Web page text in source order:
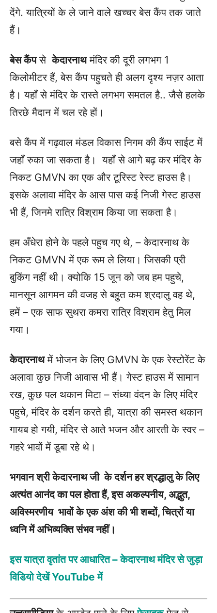
देंगे. यात्रियों के ले जाने वाले खच्चर बेस कैंप तक जाते
हैं।
बेस कैंपसेकेदारनाथमंदिर की दूरी लगभग 1
किलोमीटर हैं, बेस कैंप पहुचते ही अलग दृश्य नज़र आता
है। यहाँ से मंदिर के रास्ते लगभग समतल है.. जैसे हलके
तिरछे मैदान में चल रहे हों।
बसे कैंप में गढ़वाल मंडल विकास निगम की कैंप साईट में
जहाँ रुका जा सकता है। यहाँ से आगे बढ़ कर मंदिर के
निकट GMVN का एक और टूरिस्ट रेस्ट हाउस है।
इसके अलावा मंदिर के आस पास कई निजी गेस्ट हाउस
भी हैं, जिनमे रात्रि विश्राम किया जा सकता है।
हम अँधेरा होने के पहले पहुच गए थे, – केदारनाथ के
निकट GMVN में एक रूम ले लिया। जिसकी प्री
बुकिंग नहीं थी। क्योकि 15 जून को जब हम पहुचे,
मानसून आगमन की वजह से बहुत कम श्रदालु वह थे,
हमें – एक साफ सुथरा कमरा रात्रि विश्राम हेतु मिल
गया।
केदारनाथमें भोजन के लिए GMVN के एक रेस्टोरेंट के
अलावा कुछ निजी आवास भी हैं। गेस्ट हाउस में सामान
रख, कुछ पल थकान मिटा – संध्या वंदन के लिए मंदिर
पहुचे, मंदिर के दर्शन करते ही, यात्रा की समस्त थकान
गायब हो गयी, मंदिर से आते भजन और आरती के स्वर –
गहरे भावों में डूबा रहे थे।
भगवान श्री केदारनाथ जी के दर्शन हर श्रद्धालु के लिए
अत्यंत आनंद का पल होता हैं, इस अकल्पनीय, अद्भुत,
अविस्मरणीय भावों के एक अंश की भी शब्दों, चित्रों या
ध्वनि में अभिव्यक्ति संभव नहीं।
इस यात्रा वृतांत पर आधारित – केदारनाथ मंदिर से जुड़ा
विडियो देखें YouTube में